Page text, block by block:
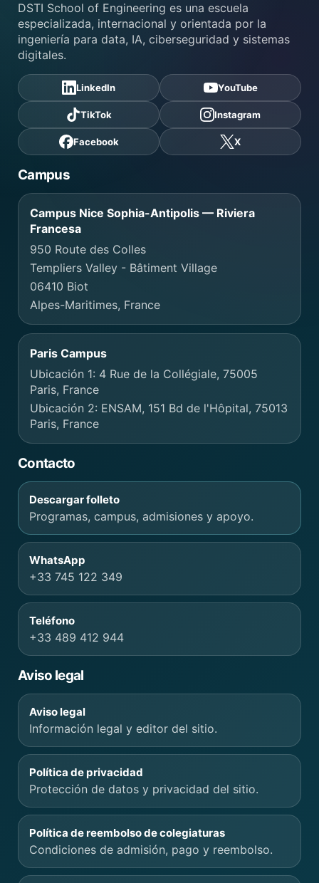
DSTI School of Engineering es una escuela
especializada, internacional y orientada por la
ingeniería para data, IA, ciberseguridad y sistemas
digitales.
LinkedIn YouTube
TikTok Instagram
Facebook X
Campus
Campus Nice Sophia-Antipolis — Riviera
Francesa
950 Route des Colles
Templiers Valley - Bâtiment Village
06410 Biot
Alpes-Maritimes, France
Paris Campus
Ubicación 1: 4 Rue de la Collégiale, 75005
Paris, France
Ubicación 2: ENSAM, 151 Bd de l'Hôpital, 75013
Paris, France
Contacto
Descargar folleto
Programas, campus, admisiones y apoyo.
WhatsApp
+33 745 122 349
Teléfono
+33 489 412 944
Aviso legal
Aviso legal
Información legal y editor del sitio.
Política de privacidad
Protección de datos y privacidad del sitio.
Política de reembolso de colegiaturas
Condiciones de admisión, pago y reembolso.